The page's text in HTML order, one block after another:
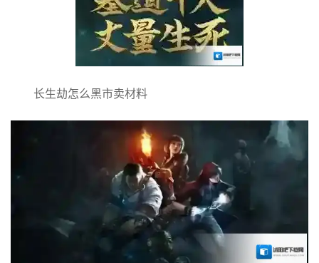
长生劫怎么黑市卖材料